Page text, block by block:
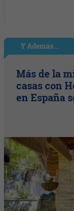
Y Además...
Más de la
casas con
en España